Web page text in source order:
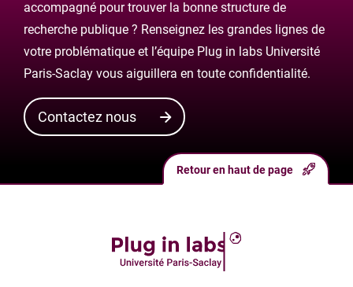
accompagné pour trouver la bonne structure de
recherche publique ? Renseignez les grandes lignes de
votre problématique et l’équipe Plug in labs Université
Paris-Saclay vous aiguillera en toute confidentialité.
Contactez nous
Retour en haut de page